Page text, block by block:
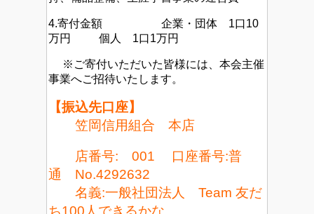
4.寄付金額 企業・団体 1口10
万円 個人 1口1万円
※ご寄付いただいた皆様には、本会主催
事業へご招待いたします。
【振込先口座】
笠岡信用組合 本店
店番号: 001 口座番号:普
通 No.4292632
名義:一般社団法人 Team 友だ
ち100人できるかな